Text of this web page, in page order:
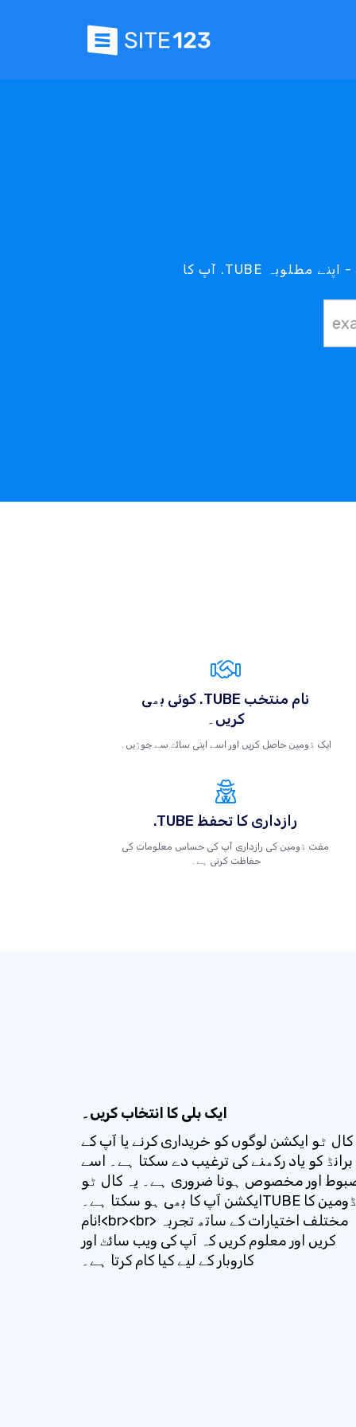
آپ کا .TUBE ڈومین آپ کی پہنچ میں ہے - اپنے مطلوبہ .TUBE ڈومین کے لیے ہمارے .TUBE سرچ ٹول کا استعمال
کوئی بھی .TUBE نام منتخب
کریں۔
ایک ڈومین حاصل کریں اور اسے اپنی سائٹ سے جوڑیں۔
.TUBE رازداری کا تحفظ
مفت ڈومین کی رازداری آپ کی حساس معلومات کی
حفاظت کرتی ہے۔
ایک بلی کا انتخاب کریں۔
کال ٹو ایکشن لوگوں کو خریداری کرنے یا آپ کے
برانڈ کو یاد رکھنے کی ترغیب دے سکتا ہے۔ اسے
اور مخصوص ہونا ضروری ہے۔ یہ کال ٹو
ایکشن آپ کا بھی ہو سکتا ہے۔TUBE ڈومین کا
نام!<br><br> مختلف اختیارات کے ساتھ تجربہ
کریں اور معلوم کریں کہ آپ کی ویب سائٹ اور
کاروبار کے لیے کیا کام کرتا ہے۔